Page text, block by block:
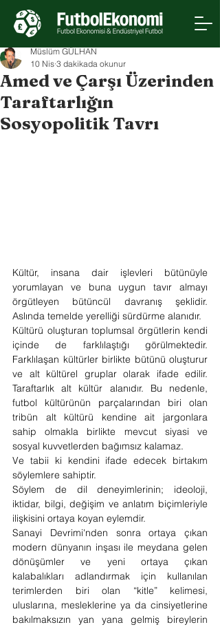
Amed ve Çarşı Üzerinden
Taraftarlığın
Sosyopolitik Tavrı
Müslüm GÜLHAN
10 Nis 3 dakikada okunur
Kültür, insana dair işlevleri bütünüyle
yorumlayan ve buna uygun tavır almayı
örgütleyen bütüncül davranış şeklidir.
Aslında temelde yerelliği sürdürme alanıdır.
Kültürü oluşturan toplumsal örgütlerin kendi
içinde de farklılaştığı görülmektedir.
Farklılaşan kültürler birlikte bütünü oluşturur
ve alt kültürel gruplar olarak ifade edilir.
Taraftarlık alt kültür alanıdır. Bu nedenle,
futbol kültürünün parçalarından biri olan
tribün alt kültürü kendine ait jargonlara
sahip olmakla birlikte mevcut siyasi ve
sosyal kuvvetlerden bağımsız kalamaz.
Ve tabii ki kendini ifade edecek birtakım
söylemlere sahiptir.
Söylem de dil deneyimlerinin; ideoloji,
iktidar, bilgi, değişim ve anlatım biçimleriyle
ilişkisini ortaya koyan eylemdir.
Sanayi Devrimi'nden sonra ortaya çıkan
modern dünyanın inşası ile meydana gelen
dönüşümler ve yeni ortaya çıkan
kalabalıkları adlandırmak için kullanılan
terimlerden biri olan “kitle” kelimesi,
uluslarına, mesleklerine ya da cinsiyetlerine
bakılmaksızın yan yana gelmiş bireylerin